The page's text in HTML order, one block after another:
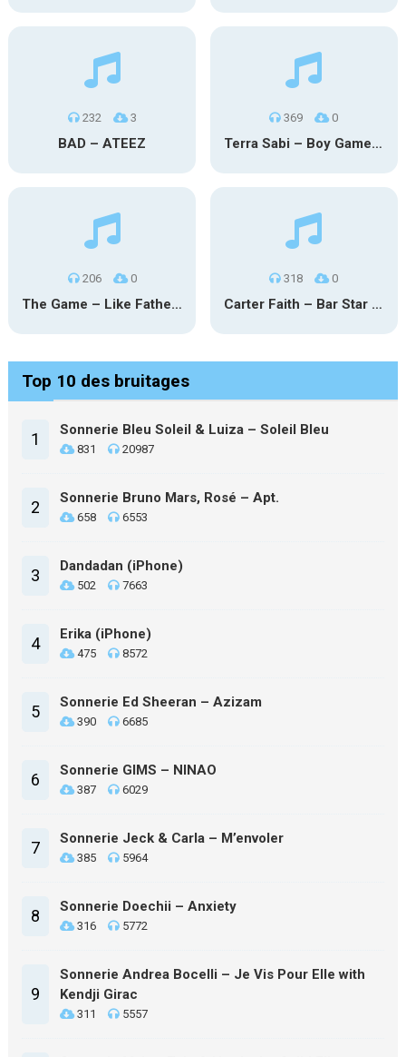
232 3
BAD – ATEEZ
369 0
Terra Sabi – Boy Game X Marcia Cruz
206 0
The Game – Like Father Like Daughter
318 0
Carter Faith – Bar Star Vevo
Top 10 des bruitages
1 Sonnerie Bleu Soleil & Luiza – Soleil Bleu
831 20987
2 Sonnerie Bruno Mars, Rosé – Apt.
658 6553
3 Dandadan (iPhone)
502 7663
4 Erika (iPhone)
475 8572
5 Sonnerie Ed Sheeran – Azizam
390 6685
6 Sonnerie GIMS – NINAO
387 6029
7 Sonnerie Jeck & Carla – M’envoler
385 5964
8 Sonnerie Doechii – Anxiety
316 5772
9
Sonnerie Andrea Bocelli – Je Vis Pour Elle with
Kendji Girac
311 5557